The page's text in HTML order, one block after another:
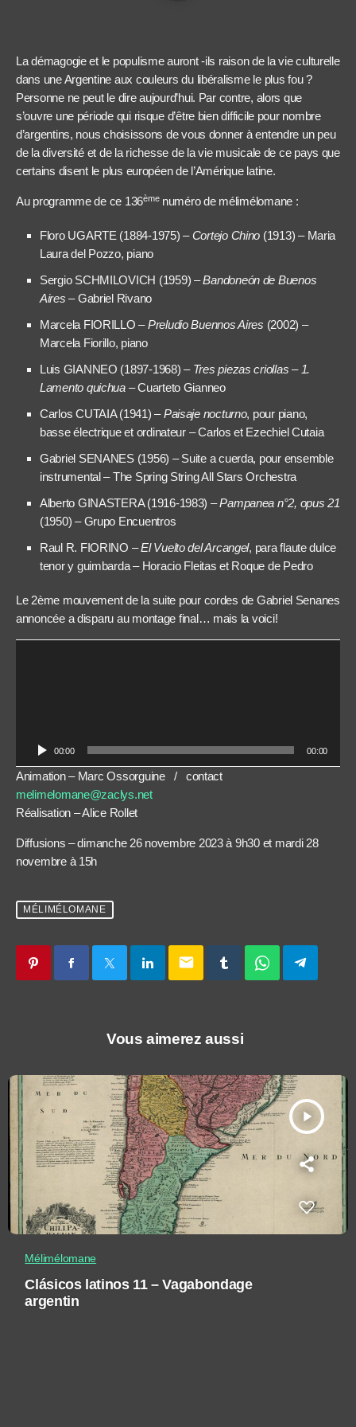
La démagogie et le populisme auront -ils raison de la vie culturelle
dans une Argentine aux couleurs du libéralisme le plus fou ?
Personne ne peut le dire aujourd’hui. Par contre, alors que
s’ouvre une période qui risque d’être bien difficile pour nombre
d’argentins, nous choisissons de vous donner à entendre un peu
de la diversité et de la richesse de la vie musicale de ce pays que
certains disent le plus européen de l’Amérique latine.
Au programme de ce 136èmenuméro de mélimélomane :
Floro UGARTE (1884-1975) –Cortejo Chino (1913) – Maria
Laura del Pozzo, piano
Sergio SCHMILOVICH (1959) –Bandoneón de Buenos
Aires – Gabriel Rivano
Marcela FIORILLO –Preludio Buennos Aires (2002) –
Marcela Fiorillo, piano
Luis GIANNEO (1897-1968) – Tres piezas criollas – 1.
Lamento quichua– Cuarteto Gianneo
Carlos CUTAIA (1941) –Paisaje nocturno, pour piano,
basse électrique et ordinateur – Carlos et Ezechiel Cutaia
Gabriel SENANES (1956) – Suite a cuerda, pour ensemble
instrumental – The Spring String All Stars Orchestra
Alberto GINASTERA (1916-1983) –Pampanea n°2, opus 21
(1950) – Grupo Encuentros
Raul R. FIORINO –El Vuelto del Arcangel, para flaute dulce
tenor y guimbarda – Horacio Fleitas et Roque de Pedro
Le 2ème mouvement de la suite pour cordes de Gabriel Senanes
annoncée a disparu au montage final… mais la voici!
00:00 00:00
Animation – Marc Ossorguine / contact
melimelomane@zaclys.net
Réalisation – Alice Rollet
Diffusions – dimanche 26 novembre 2023 à 9h30 et mardi 28
novembre à 15h
MÉLIMÉLOMANE
email
Vous aimerez aussi
play_arrow
Mélimélomane
Clásicos latinos 11 – Vagabondage
argentin